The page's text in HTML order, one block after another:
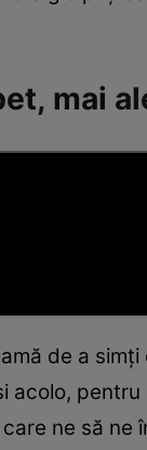
mai
de a
ne să ne